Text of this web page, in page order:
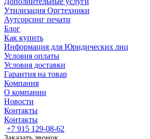
Утилизация Оргтехники
Аутсорсинг печати
Блог
Как купить
Информация для Юридических лиц
Условия оплаты
Условия доставки
Гарантия на товар
Компания
О компании
Новости
Контакты
Контакты
+7 915 129-08-62